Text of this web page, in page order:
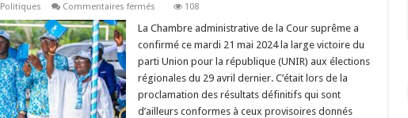
Politiques Commentaires ferméssur
définitifs
régionales
:
La
Cour
suprême
proclame
UNIR
108
La Chambre administrative de la Cour suprême a
confirmé ce mardi 21 mai 2024 la large victoire du
parti Union pour la république (UNIR) aux élections
régionales du 29 avril dernier. C’était lors de la
proclamation des résultats définitifs qui sont
d’ailleurs conformes à ceux provisoires donnés